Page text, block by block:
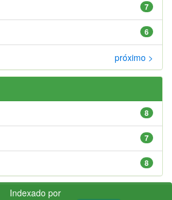
7
6
próximo >
8
7
8
Indexado por